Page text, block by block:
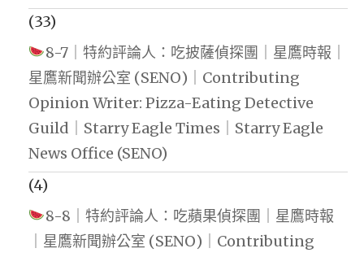
(33)
8-7｜特約評論人：吃披薩偵探團｜星鷹時報｜
星鷹新聞辦公室 (SENO)｜Contributing
Opinion Writer: Pizza-Eating Detective
Guild｜Starry Eagle Times｜Starry Eagle
News Office (SENO)
(4)
8-8｜特約評論人：吃蘋果偵探團｜星鷹時報
｜星鷹新聞辦公室 (SENO)｜Contributing